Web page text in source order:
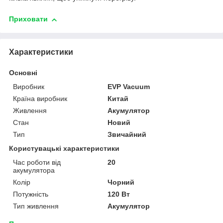
Приховати
Характеристики
Основні
Виробник
EVP Vacuum
Країна виробник
Китай
Живлення
Акумулятор
Стан
Новий
Тип
Звичайний
Користувацькі характеристики
Час роботи від
акумулятора
20
Колір
Чорний
Потужність
120 Вт
Тип живлення
Акумулятор